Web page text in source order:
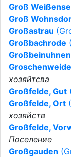
Groß
Groß
Großastrau
Großbachrode
Großbeinuhnen
Groschenweide
хозяйтсва
Großfelde, Gut
Großfelde, Ort
хозяйств
Großfelde,
Поселение
Großgauden